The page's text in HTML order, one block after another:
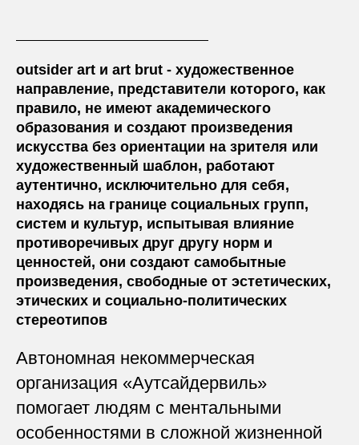
outsider art и art brut - художественное
направление, представители которого, как
правило, не имеют академического
образования и создают произведения
искусства без ориентации на зрителя или
художественный шаблон, работают
аутентично, исключительно для себя,
находясь на границе социальных групп,
систем и культур, испытывая влияние
противоречивых друг другу норм и
ценностей, они создают самобытные
произведения, свободные от эстетических,
этических и социально-политических
стереотипов
Автономная некоммерческая
организация «Аутсайдервиль»
помогает людям с ментальными
особенностями в сложной жизненной